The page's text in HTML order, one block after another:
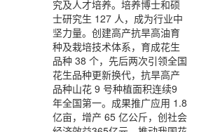
究及人才培养。培养博士和硕
士研究生 127 人，成为行业中
坚力量。创建高产抗旱高油育
种及栽培技术体系，育成花生
品种 38 个，先后两次引领全国
花生品种更新换代，抗旱高产
品种山花 9 号种植面积连续9
年全国第一。成果推广应用 1.8
亿亩，增产 65 亿公斤，创社会